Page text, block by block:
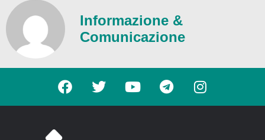
Informazione &
Comunicazione